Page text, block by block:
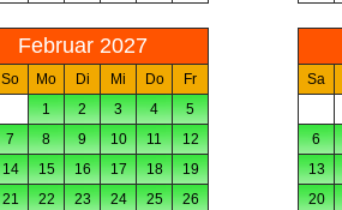
Februar 2027
So Mo Di Mi Do
Fr
1
2 3 4
5
7 8 9 10 11
12
14 15 16 17 18
19
21 22 23 24 25
26
Sa
6
13
20